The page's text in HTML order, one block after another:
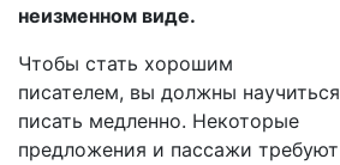
неизменном виде.
Чтобы стать хорошим
писателем, вы должны научиться
писать медленно. Некоторые
предложения и пассажи требуют